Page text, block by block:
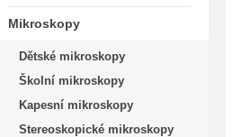
Mikroskopy
Dětské mikroskopy
Školní mikroskopy
Kapesní mikroskopy
Stereoskopické mikroskopy